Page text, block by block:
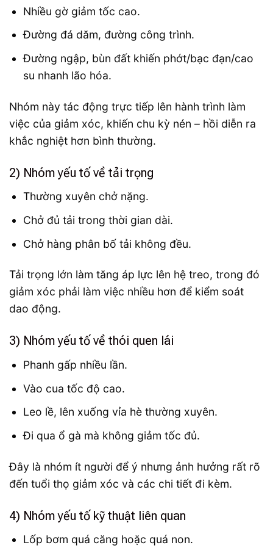
Nhiều gờ giảm tốc cao.
Đường đá dăm, đường công trình.
Đường ngập, bùn đất khiến phớt/bạc đạn/cao
su nhanh lão hóa.
Nhóm này tác động trực tiếp lên hành trình làm
việc của giảm xóc, khiến chu kỳ nén – hồi diễn ra
khắc nghiệt hơn bình thường.
2) Nhóm yếu tố về tải trọng
Thường xuyên chở nặng.
Chở đủ tải trong thời gian dài.
Chở hàng phân bố tải không đều.
Tải trọng lớn làm tăng áp lực lên hệ treo, trong đó
giảm xóc phải làm việc nhiều hơn để kiểm soát
dao động.
3) Nhóm yếu tố về thói quen lái
Phanh gấp nhiều lần.
Vào cua tốc độ cao.
Leo lề, lên xuống vỉa hè thường xuyên.
Đi qua ổ gà mà không giảm tốc đủ.
Đây là nhóm ít người để ý nhưng ảnh hưởng rất rõ
đến tuổi thọ giảm xóc và các chi tiết đi kèm.
4) Nhóm yếu tố kỹ thuật liên quan
Lốp bơm quá căng hoặc quá non.